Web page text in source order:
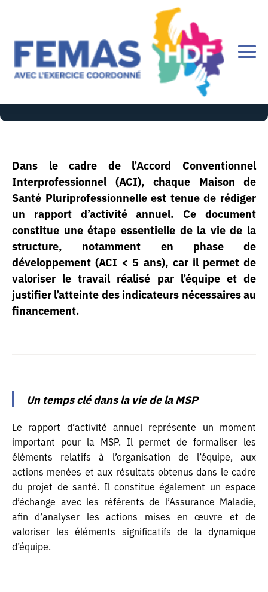
Rapport d'activité
Dans le cadre de l’Accord Conventionnel
Interprofessionnel (ACI), chaque Maison de
Santé Pluriprofessionnelle est tenue de rédiger
un rapport d’activité annuel. Ce document
constitue une étape essentielle de la vie de la
structure, notamment en phase de
développement (ACI < 5 ans), car il permet de
valoriser le travail réalisé par l’équipe et de
justifier l’atteinte des indicateurs nécessaires au
financement.
Un temps clé dans la vie de la MSP
Le rapport d’activité annuel représente un moment
important pour la MSP. Il permet de formaliser les
éléments relatifs à l’organisation de l’équipe, aux
actions menées et aux résultats obtenus dans le cadre
du projet de santé. Il constitue également un espace
d’échange avec les référents de l’Assurance Maladie,
afin d’analyser les actions mises en œuvre et de
valoriser les éléments significatifs de la dynamique
d’équipe.